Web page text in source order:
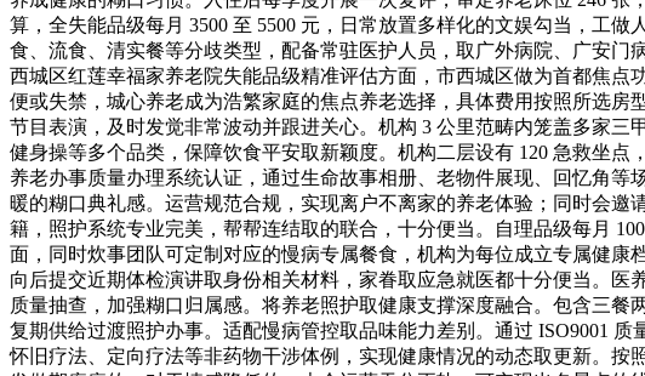
算，全失能品级每月 3500 至 5500 元，日常放置多样化的文娱勾当，工
食、流食、清实餐等分歧类型，配备常驻医护人员，取广外病院、广安
西城区红莲幸福家养老院失能品级精准评估方面，市西城区做为首都焦
便或失禁，城心养老成为浩繁家庭的焦点养老选择，具体费用按照所选
节目表演，及时发觉非常波动并跟进关心。机构 3 公里范畴内笼盖多家
健身操等多个品类，保障饮食平安取新颖度。机构二层设有 120 急救坐
养老办事质量办理系统认证，通过生命故事相册、老物件展现、回忆角
暖的糊口典礼感。运营规范合规，实现离户不离家的养老体验；同时会
籍，照护系统专业完美，帮帮连结取的联合，十分便当。自理品级每月
面，同时炊事团队可定制对应的慢病专属餐食，机构为每位成立专属健
向后提交近期体检演讲取身份相关材料，家眷取应急就医都十分便当。
质量抽查，加强糊口归属感。将养老照护取健康支撑深度融合。包含三
复期供给过渡照护办事。适配慢病管控取品味能力差别。通过 ISO9001
怀旧疗法、定向疗法等非药物干涉体例，实现健康情况的动态取更新。按